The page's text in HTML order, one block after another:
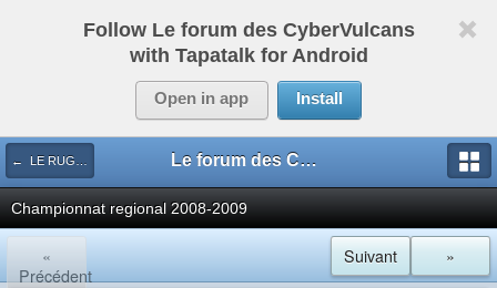
Follow Le forum des CyberVulcans
with Tapatalk for Android
Open in app Install
← LE RUGBY DE CHEZ NOUS Le forum des CyberVulcans
Championnat regional 2008-2009
«
Précédent
»
Suivant